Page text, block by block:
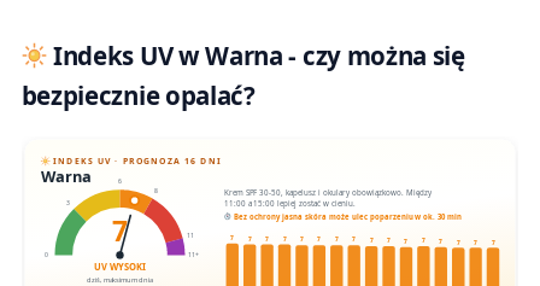
Indeks UV w Warna - czy można się
bezpiecznie opalać?
INDEKS UV · PROGNOZA 16 DNI
Warna
0
3
6
8
11
11+
7
UV WYSOKI
dziś, maksimum dnia
Krem SPF 30-50, kapelusz i okulary obowiązkowo. Między
11:00 a 15:00 lepiej zostać w cieniu.
Bez ochrony jasna skóra może ulec poparzeniu w ok. 30 min
7 7 7 7 7 7 7 7 7 7 7 7 7 7 7 7